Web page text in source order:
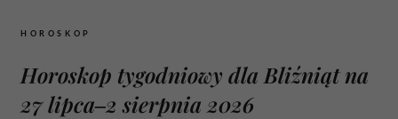
HOROSKOP
Horoskop tygodniowy dla Bliźniąt na
27 lipca–2 sierpnia 2026